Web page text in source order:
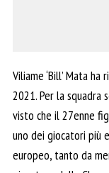
Viliame ‘Bill’ Mata
2021. Per la squadra
visto che il 27enne
uno dei giocatori più
europeo, tanto da